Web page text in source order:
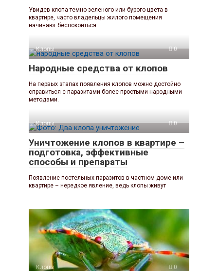
Увидев клопа темно-зеленого или бурого цвета в
квартире, часто владельцы жилого помещения
начинают беспокоиться
Клопы 0
Народные средства от клопов
На первых этапах появления клопов можно достойно
справиться с паразитами более простыми народными
методами.
Клопы 0
Уничтожение клопов в квартире –
подготовка, эффективные
способы и препараты
Появление постельных паразитов в частном доме или
квартире – нередкое явление, ведь клопы живут
Клопы 0